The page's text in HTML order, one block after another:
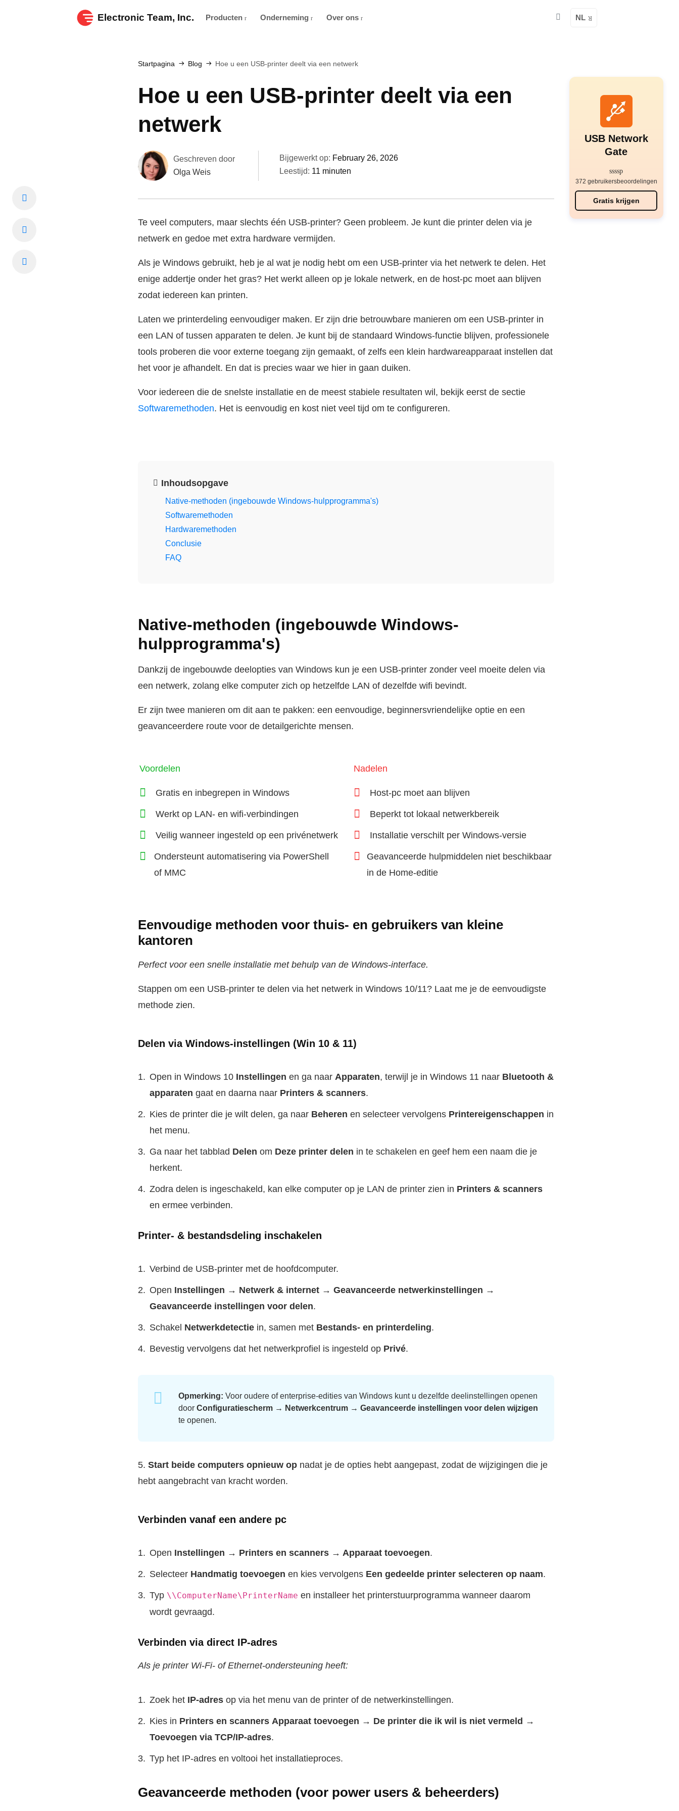
Electronic Team, Inc. Producten Onderneming Over ons NL
Startpagina Blog Hoe u een USB-printer deelt via een netwerk
Hoe u een USB-printer deelt via een
netwerk
Geschreven door
Olga Weis
Bijgewerkt op: February 26, 2026
Leestijd: 11 minuten
Te veel computers, maar slechts één USB-printer? Geen probleem. Je kunt die printer delen via je
netwerk en gedoe met extra hardware vermijden.
Als je Windows gebruikt, heb je al wat je nodig hebt om een USB-printer via het netwerk te delen. Het
enige addertje onder het gras? Het werkt alleen op je lokale netwerk, en de host-pc moet aan blijven
zodat iedereen kan printen.
Laten we printerdeling eenvoudiger maken. Er zijn drie betrouwbare manieren om een USB-printer in
een LAN of tussen apparaten te delen. Je kunt bij de standaard Windows-functie blijven, professionele
tools proberen die voor externe toegang zijn gemaakt, of zelfs een klein hardwareapparaat instellen dat
het voor je afhandelt. En dat is precies waar we hier in gaan duiken.
Voor iedereen die de snelste installatie en de meest stabiele resultaten wil, bekijk eerst de sectie
Softwaremethoden. Het is eenvoudig en kost niet veel tijd om te configureren.
Inhoudsopgave
Native-methoden (ingebouwde Windows-hulpprogramma's)
Softwaremethoden
Hardwaremethoden
Conclusie
FAQ
Native-methoden (ingebouwde Windows-
hulpprogramma's)
Dankzij de ingebouwde deelopties van Windows kun je een USB-printer zonder veel moeite delen via
een netwerk, zolang elke computer zich op hetzelfde LAN of dezelfde wifi bevindt.
Er zijn twee manieren om dit aan te pakken: een eenvoudige, beginnersvriendelijke optie en een
geavanceerdere route voor de detailgerichte mensen.
Voordelen
Gratis en inbegrepen in Windows
Werkt op LAN- en wifi-verbindingen
Veilig wanneer ingesteld op een privénetwerk
Ondersteunt automatisering via PowerShell
of MMC
Nadelen
Host-pc moet aan blijven
Beperkt tot lokaal netwerkbereik
Installatie verschilt per Windows-versie
Geavanceerde hulpmiddelen niet beschikbaar
in de Home-editie
Eenvoudige methoden voor thuis- en gebruikers van kleine
kantoren
Perfect voor een snelle installatie met behulp van de Windows-interface.
Stappen om een USB-printer te delen via het netwerk in Windows 10/11? Laat me je de eenvoudigste
methode zien.
Delen via Windows-instellingen (Win 10 & 11)
Open in Windows 10 Instellingen en ga naar Apparaten, terwijl je in Windows 11 naar Bluetooth &
apparaten gaat en daarna naar Printers & scanners.
Kies de printer die je wilt delen, ga naar Beheren en selecteer vervolgens Printereigenschappen in
het menu.
Ga naar het tabblad Delen om Deze printer delen in te schakelen en geef hem een naam die je
herkent.
Zodra delen is ingeschakeld, kan elke computer op je LAN de printer zien in Printers & scanners
en ermee verbinden.
Printer- & bestandsdeling inschakelen
Verbind de USB-printer met de hoofdcomputer.
Open Instellingen → Netwerk & internet → Geavanceerde netwerkinstellingen →
Geavanceerde instellingen voor delen.
Schakel Netwerkdetectie in, samen met Bestands- en printerdeling.
Bevestig vervolgens dat het netwerkprofiel is ingesteld op Privé.
Opmerking: Voor oudere of enterprise-edities van Windows kunt u dezelfde deelinstellingen openen
door Configuratiescherm → Netwerkcentrum → Geavanceerde instellingen voor delen wijzigen
te openen.
5. Start beide computers opnieuw op nadat je de opties hebt aangepast, zodat de wijzigingen die je
hebt aangebracht van kracht worden.
Verbinden vanaf een andere pc
Open Instellingen → Printers en scanners → Apparaat toevoegen.
Selecteer Handmatig toevoegen en kies vervolgens Een gedeelde printer selecteren op naam.
Typ \\ComputerName\PrinterName en installeer het printerstuurprogramma wanneer daarom
wordt gevraagd.
Verbinden via direct IP-adres
Als je printer Wi-Fi- of Ethernet-ondersteuning heeft:
Zoek het IP-adres op via het menu van de printer of de netwerkinstellingen.
Kies in Printers en scanners Apparaat toevoegen → De printer die ik wil is niet vermeld →
Toevoegen via TCP/IP-adres.
Typ het IP-adres en voltooi het installatieproces.
Geavanceerde methoden (voor power users & beheerders)
USB Network
Gate
372 gebruikersbeoordelingen
Gratis krijgen